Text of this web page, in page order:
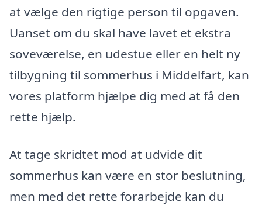
at vælge den rigtige person til opgaven.
Uanset om du skal have lavet et ekstra
soveværelse, en udestue eller en helt ny
tilbygning til sommerhus i Middelfart, kan
vores platform hjælpe dig med at få den
rette hjælp.
At tage skridtet mod at udvide dit
sommerhus kan være en stor beslutning,
men med det rette forarbejde kan du